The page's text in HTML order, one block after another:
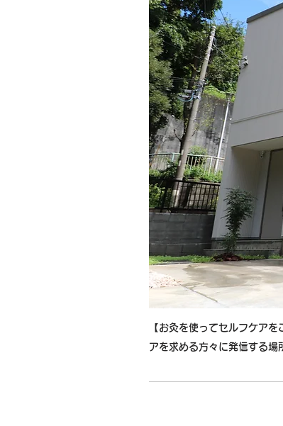
【お灸を使ってセルフケア
アを求める方々に発信する場